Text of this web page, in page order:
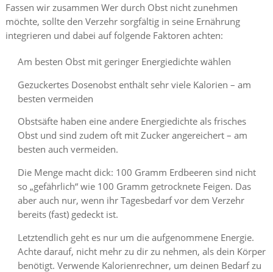
Fassen wir zusammen Wer durch Obst nicht zunehmen
möchte, sollte den Verzehr sorgfältig in seine Ernährung
integrieren und dabei auf folgende Faktoren achten:
Am besten Obst mit geringer Energiedichte wählen
Gezuckertes Dosenobst enthält sehr viele Kalorien – am
besten vermeiden
Obstsäfte haben eine andere Energiedichte als frisches
Obst und sind zudem oft mit Zucker angereichert – am
besten auch vermeiden.
Die Menge macht dick: 100 Gramm Erdbeeren sind nicht
so „gefährlich“ wie 100 Gramm getrocknete Feigen. Das
aber auch nur, wenn ihr Tagesbedarf vor dem Verzehr
bereits (fast) gedeckt ist.
Letztendlich geht es nur um die aufgenommene Energie.
Achte darauf, nicht mehr zu dir zu nehmen, als dein Körper
benötigt. Verwende Kalorienrechner, um deinen Bedarf zu